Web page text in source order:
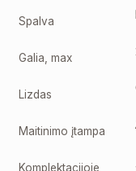
Spalva
Galia, max
Lizdas
Maitinimo įtampa
Komplektacijoje